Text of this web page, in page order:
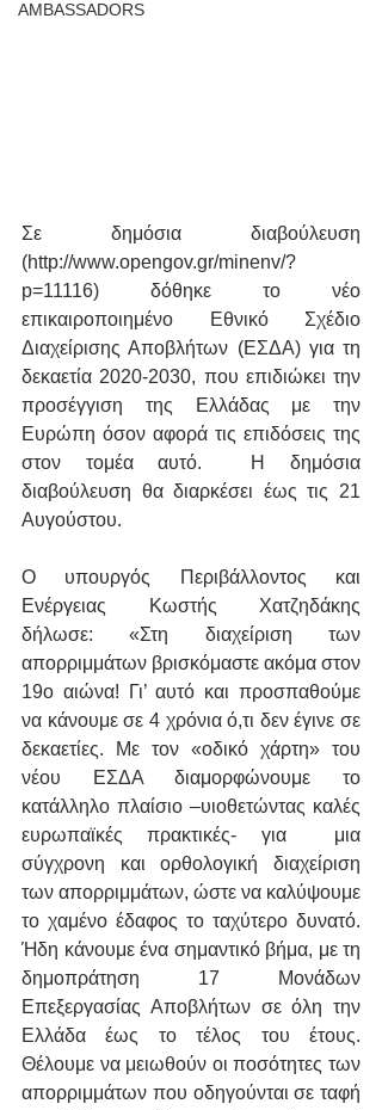
AMBASSADORS
Σε δημόσια διαβούλευση
(http://www.opengov.gr/minenv/?
p=11116) δόθηκε το νέο
επικαιροποιημένο Εθνικό Σχέδιο
Διαχείρισης Αποβλήτων (ΕΣΔΑ) για τη
δεκαετία 2020-2030, που επιδιώκει την
προσέγγιση της Ελλάδας με την
Ευρώπη όσον αφορά τις επιδόσεις της
στον τομέα αυτό.  Η δημόσια
διαβούλευση θα διαρκέσει έως τις 21
Αυγούστου.
Ο υπουργός Περιβάλλοντος και
Ενέργειας Κωστής Χατζηδάκης
δήλωσε: «Στη διαχείριση των
απορριμμάτων βρισκόμαστε ακόμα στον
19ο αιώνα! Γι’ αυτό και προσπαθούμε
να κάνουμε σε 4 χρόνια ό,τι δεν έγινε σε
δεκαετίες. Με τον «οδικό χάρτη» του
νέου ΕΣΔΑ διαμορφώνουμε το
κατάλληλο πλαίσιο –υιοθετώντας καλές
ευρωπαϊκές πρακτικές- για  μια
σύγχρονη και ορθολογική διαχείριση
των απορριμμάτων, ώστε να καλύψουμε
το χαμένο έδαφος το ταχύτερο δυνατό.
Ήδη κάνουμε ένα σημαντικό βήμα, με τη
δημοπράτηση 17 Μονάδων
Επεξεργασίας Αποβλήτων σε όλη την
Ελλάδα έως το τέλος του έτους.
Θέλουμε να μειωθούν οι ποσότητες των
απορριμμάτων που οδηγούνται σε ταφή